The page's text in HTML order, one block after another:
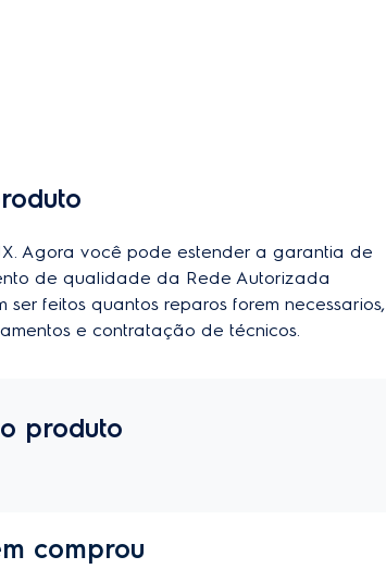
Agora você pode estender a garantia de
de qualidade da Rede Autorizada
feitos quantos reparos forem necessarios,
e contratação de técnicos.
produto
comprou